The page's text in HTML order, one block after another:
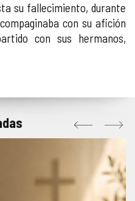
su fallecimiento, durante
con su afición
con sus hermanos,